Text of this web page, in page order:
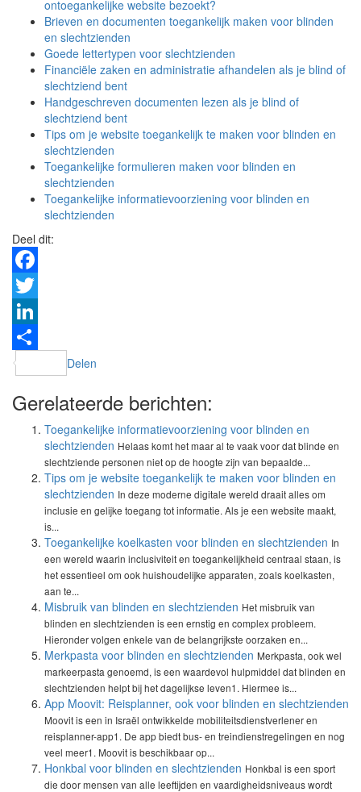
ontoegankelijke website bezoekt?
Brieven en documenten toegankelijk maken voor blinden
en slechtzienden
Goede lettertypen voor slechtzienden
Financiële zaken en administratie afhandelen als je blind of
slechtziend bent
Handgeschreven documenten lezen als je blind of
slechtziend bent
Tips om je website toegankelijk te maken voor blinden en
slechtzienden
Toegankelijke formulieren maken voor blinden en
slechtzienden
Toegankelijke informatievoorziening voor blinden en
slechtzienden
Deel dit:
Facebook
Twitter
LinkedIn
Delen
Gerelateerde berichten:
Toegankelijke informatievoorziening voor blinden en
slechtzienden Helaas komt het maar al te vaak voor dat blinde en
slechtziende personen niet op de hoogte zijn van bepaalde...
Tips om je website toegankelijk te maken voor blinden en
slechtzienden In deze moderne digitale wereld draait alles om
inclusie en gelijke toegang tot informatie. Als je een website maakt,
is...
Toegankelijke koelkasten voor blinden en slechtzienden In
een wereld waarin inclusiviteit en toegankelijkheid centraal staan, is
het essentieel om ook huishoudelijke apparaten, zoals koelkasten,
aan te...
Misbruik van blinden en slechtzienden Het misbruik van
blinden en slechtzienden is een ernstig en complex probleem.
Hieronder volgen enkele van de belangrijkste oorzaken en...
Merkpasta voor blinden en slechtzienden Merkpasta, ook wel
markeerpasta genoemd, is een waardevol hulpmiddel dat blinden en
slechtzienden helpt bij het dagelijkse leven1. Hiermee is...
App Moovit: Reisplanner, ook voor blinden en slechtzienden
Moovit is een in Israël ontwikkelde mobiliteitsdienstverlener en
reisplanner-app1. De app biedt bus- en treindienstregelingen en nog
veel meer1. Moovit is beschikbaar op...
Honkbal voor blinden en slechtzienden Honkbal is een sport
die door mensen van alle leeftijden en vaardigheidsniveaus wordt